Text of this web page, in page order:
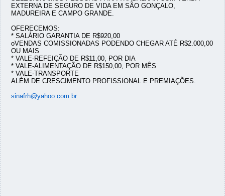
EXTERNA DE SEGURO DE VIDA EM SÃO GONÇALO,
MADUREIRA E CAMPO GRANDE.
OFERECEMOS:
* SALÁRIO GARANTIA DE R$920,00
oVENDAS COMISSIONADAS PODENDO CHEGAR ATÉ R$2.000,00
OU MAIS
* VALE-REFEIÇÃO DE R$11,00, POR DIA
* VALE-ALIMENTAÇÃO DE R$150,00, POR MÊS
* VALE-TRANSPORTE
ALÉM DE CRESCIMENTO PROFISSIONAL E PREMIAÇÕES.
sinafrh@yahoo.com.br